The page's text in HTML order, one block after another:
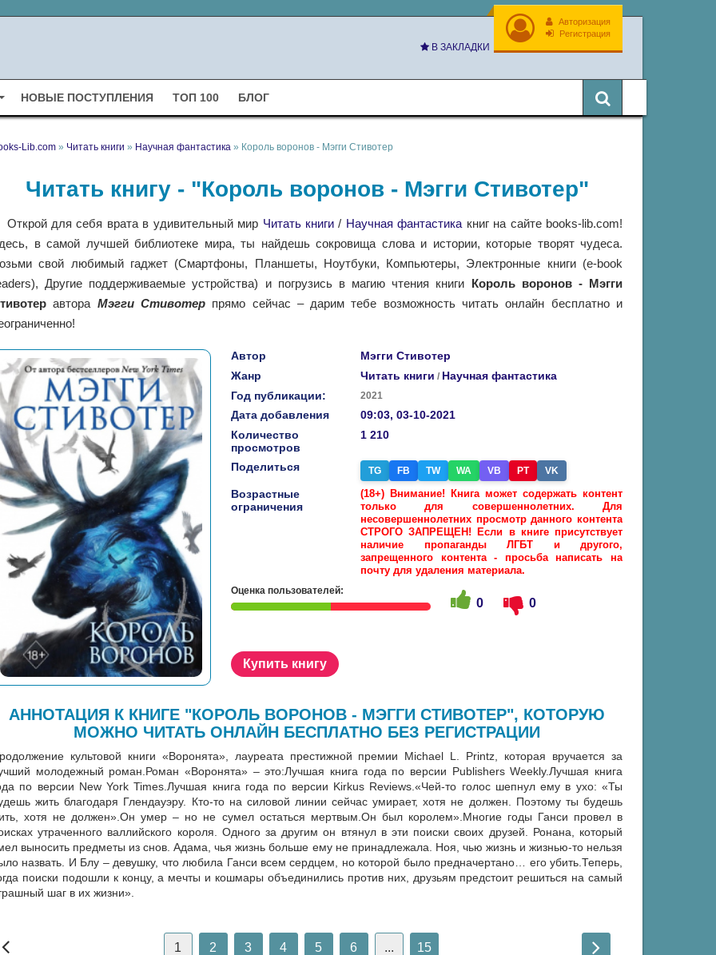
Авторизация
Регистрация
В ЗАКЛАДКИ
НОВЫЕ ПОСТУПЛЕНИЯ ТОП 100 БЛОГ
Lib.com » Читать книги » Научная фантастика » Король воронов - Мэгги Стивотер
Читать книгу - "Король воронов - Мэгги Стивотер"
Открой для себя врата в удивительный мир Читать книги/ Научная фантастика книг на сайте books-lib.com!
в самой лучшей библиотеке мира, ты найдешь сокровища слова и истории, которые творят чудеса.
свой любимый гаджет (Смартфоны, Планшеты, Ноутбуки, Компьютеры, Электронные книги (e-book
Другие поддерживаемые устройства) и погрузись в магию чтения книги Король воронов - Мэгги
автора Мэгги Стивотерпрямо сейчас – дарим тебе возможность читать онлайн бесплатно и
Автор
Мэгги Стивотер
Жанр
Читать книги / Научная фантастика
Год публикации:
2021
Дата добавления
09:03, 03-10-2021
Количество
просмотров
1 210
Поделиться TG FB TW WA VB PT VK
Возрастные
ограничения
(18+) Внимание! Книга может содержать контент
только для совершеннолетних. Для
несовершеннолетних просмотр данного контента
СТРОГО ЗАПРЕЩЕН! Если в книге присутствует
наличие пропаганды ЛГБТ и другого,
запрещенного контента - просьба написать на
почту для удаления материала.
Оценка пользователей:
0 0
Купить книгу
АННОТАЦИЯ К КНИГЕ "КОРОЛЬ ВОРОНОВ - МЭГГИ СТИВОТЕР", КОТОРУЮ
МОЖНО ЧИТАТЬ ОНЛАЙН БЕСПЛАТНО БЕЗ РЕГИСТРАЦИИ
культовой книги «Воронята», лауреата престижной премии Michael L. Printz, которая вручается за
молодежный роман.Роман «Воронята» – это:Лучшая книга года по версии Publishers Weekly.Лучшая книга
по версии New York Times.Лучшая книга года по версии Kirkus Reviews.«Чей-то голос шепнул ему в ухо: «Ты
жить благодаря Глендауэру. Кто-то на силовой линии сейчас умирает, хотя не должен. Поэтому ты будешь
хотя не должен».Он умер – но не сумел остаться мертвым.Он был королем».Многие годы Ганси провел в
утраченного валлийского короля. Одного за другим он втянул в эти поиски своих друзей. Ронана, который
выносить предметы из снов. Адама, чья жизнь больше ему не принадлежала. Ноя, чью жизнь и жизнью-то нельзя
назвать. И Блу – девушку, что любила Ганси всем сердцем, но которой было предначертано… его убить.Теперь,
поиски подошли к концу, а мечты и кошмары объединились против них, друзьям предстоит решиться на самый
шаг в их жизни».
1 2 3 4 5 6 ... 15